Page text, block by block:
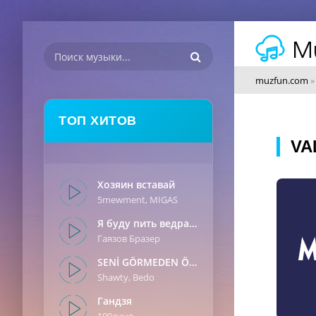
ТОП ХИТОВ
Хозяин вставай
5mewment, MIGAS
Я буду пить ведрами
Гаязов Бразер
SENİ GÖRMEDEN ÖNCE
Shawty, Bedo
Гандзя
muzfun.com »